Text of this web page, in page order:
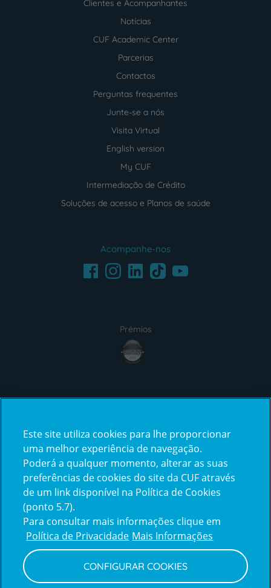
Clientes e Acompanhantes
Notícias
CUF Academic Center
Parcerias
Contactos
Perguntas frequentes
Junte-se a nós
Visita Virtual
English version
My CUF
Intermediação de Crédito
Soluções de acesso e Planos de saúde
Acompanhe-nos
FacebookInstagramLinkedInTikTokYoutube
Prémios
award4
certification2certification3
Reclamações
e
elogios
Este site utiliza cookies para lhe proporcionar
uma melhor experiência de navegação.
Poderá a qualquer momento, alterar as suas
preferências de cookies do site da CUF através
de um link disponível na Política de Cookies
(ponto 5.7).
Para consultar mais informações clique em
Política de Privacidade Mais Informações
CONFIGURAR COOKIES